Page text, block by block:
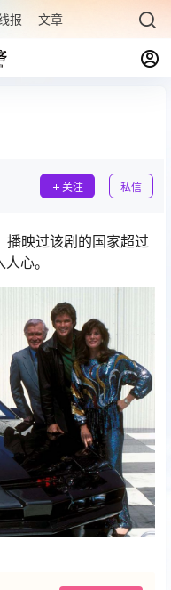
报 文章专题 最新文章
关注 私信
映过该剧的国家超过
心。